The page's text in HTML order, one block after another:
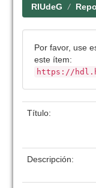
RIUdeG
Por favor, use
este ítem:
https://
Título:
Descripción: